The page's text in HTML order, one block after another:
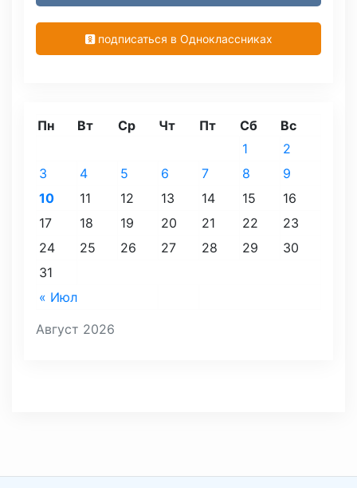
подписаться в Одноклассниках
Август 2026
Пн Вт Ср Чт Пт Сб Вс
« Июл
1
2
3
4 5 6 7 8
9
10
11 12 13 14 15
16
17
18 19 20 21 22
23
24
25 26 27 28 29
30
31